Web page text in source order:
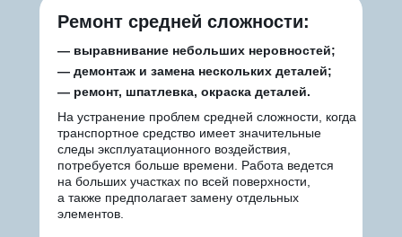
— выравнивание небольших неровностей;
— демонтаж и замена нескольких деталей;
— ремонт, шпатлевка, окраска деталей.
На устранение проблем средней сложности, когда
транспортное средство имеет значительные
следы эксплуатационного воздействия,
потребуется больше времени. Работа ведется
на больших участках по всей поверхности,
а также предполагает замену отдельных
элементов.
Ремонт средней сложности: